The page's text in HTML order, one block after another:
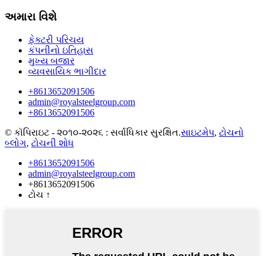
અમારા વિશે
ફેક્ટરી પરિચય
કંપનીનો ઇતિહાસ
મુખ્ય બજાર
વ્યવસાયિક ભાગીદાર
+8613652091506
admin@royalsteelgroup.com
+8613652091506
© કૉપિરાઇટ - ૨૦૧૦-૨૦૨૬ : સર્વાધિકાર સુરક્ષિત.સાઇટમેપ, ટોચનો
બ્લોગ, ટોચની શોધ
+8613652091506
admin@royalsteelgroup.com
+8613652091506
ટોચ ↑